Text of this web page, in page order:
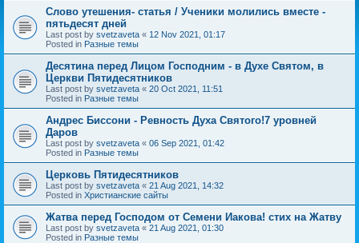
Слово утешения- статья / Ученики молились вместе -
пятьдесят дней
Last post by svetzaveta « 12 Nov 2021, 01:17
Posted in Разные темы
Десятина перед Лицом Господним - в Духе Святом, в
Церкви Пятидесятников
Last post by svetzaveta « 20 Oct 2021, 11:51
Posted in Разные темы
Андрес Биссони - Ревность Духа Святого!7 уровней
Даров
Last post by svetzaveta « 06 Sep 2021, 01:42
Posted in Разные темы
Церковь Пятидесятников
Last post by svetzaveta « 21 Aug 2021, 14:32
Posted in Христианские сайты
Жатва перед Господом от Семени Иакова! стих на Жатву
Last post by svetzaveta « 21 Aug 2021, 01:30
Posted in Разные темы